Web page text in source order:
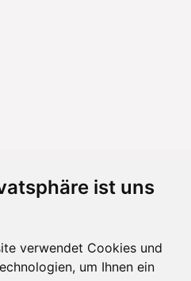
ist uns
verwendet Cookies und
um Ihnen ein